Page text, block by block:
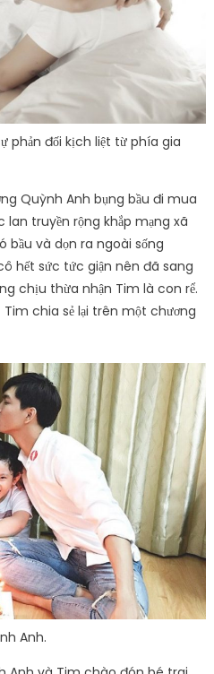
phản đối kịch liệt từ phía gia
Quỳnh Anh bụng bầu đi mua
lan truyền rộng khắp mạng xã
bầu và dọn ra ngoài sống
hết sức tức giận nên đã sang
chịu thừa nhận Tim là con rể.
chia sẻ lại trên một chương
Anh.